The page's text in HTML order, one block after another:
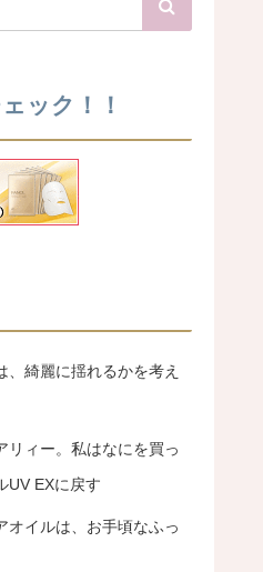
ック！！
、綺麗に揺れるかを考え
リィー。私はなにを買っ
UV EXに戻す
オイルは、お手頃なふっ